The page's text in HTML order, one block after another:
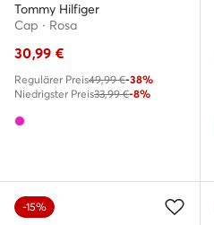
Tommy Hilfiger
Cap · Rosa
30,99 €
Regulärer Preis49,99 €-38%
Niedrigster Preis33,99 €-8%
-15%